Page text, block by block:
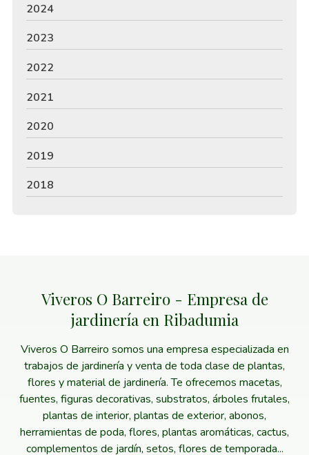
2024
2023
2022
2021
2020
2019
2018
Viveros O Barreiro - Empresa de
jardinería en Ribadumia
Viveros O Barreiro somos una empresa especializada en
trabajos de jardinería y venta de toda clase de plantas,
flores y material de jardinería. Te ofrecemos macetas,
fuentes, figuras decorativas, substratos, árboles frutales,
plantas de interior, plantas de exterior, abonos,
herramientas de poda, flores, plantas aromáticas, cactus,
complementos de jardín, setos, flores de temporada...